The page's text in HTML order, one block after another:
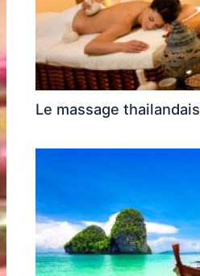
Le massage thailandais